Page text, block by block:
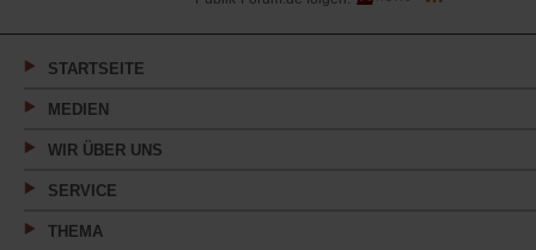
in
neuen
STARTSEITE
MEDIEN
WIR ÜBER UNS
SERVICE
THEMA